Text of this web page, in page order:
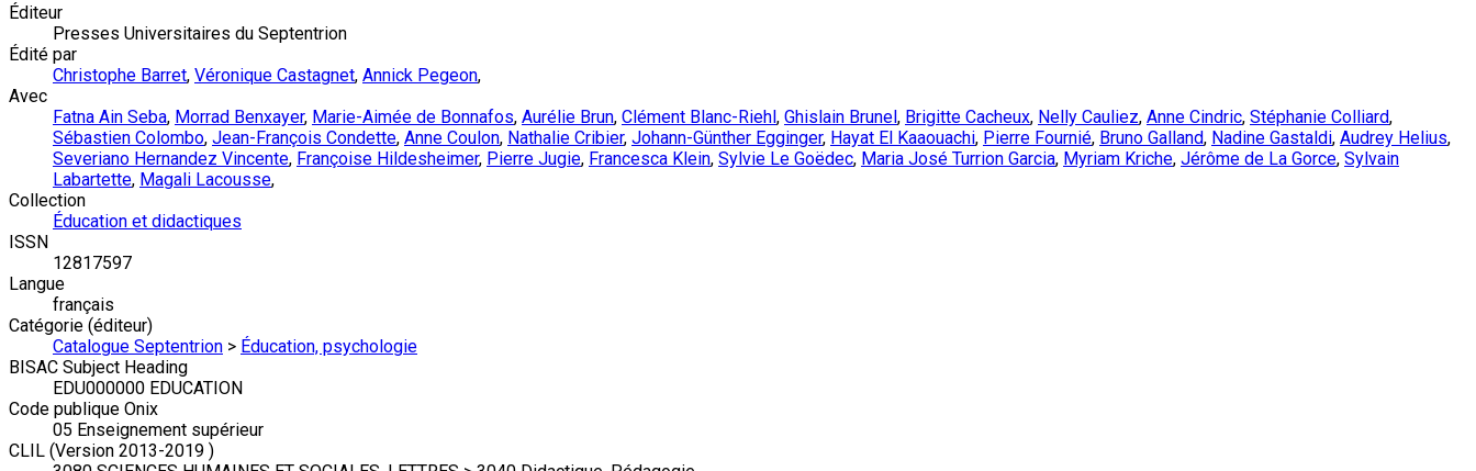
Éditeur
Presses Universitaires du Septentrion
Édité par
Christophe Barret, Véronique Castagnet, Annick Pegeon,
Avec
Fatna Ain Seba, Morrad Benxayer, Marie-Aimée de Bonnafos, Aurélie Brun, Clément Blanc-Riehl, Ghislain Brunel, Brigitte Cacheux, Nelly Cauliez, Anne Cindric, Stéphanie Colliard,
Sébastien Colombo, Jean-François Condette, Anne Coulon, Nathalie Cribier, Johann-Günther Egginger, Hayat El Kaaouachi, Pierre Fournié, Bruno Galland, Nadine Gastaldi, Audrey Helius,
Severiano Hernandez Vincente, Françoise Hildesheimer, Pierre Jugie, Francesca Klein, Sylvie Le Goëdec, Maria José Turrion Garcia, Myriam Kriche, Jérôme de La Gorce, Sylvain
Labartette, Magali Lacousse,
Collection
Éducation et didactiques
ISSN
12817597
Langue
français
Catégorie (éditeur)
Catalogue Septentrion > Éducation, psychologie
BISAC Subject Heading
EDU000000 EDUCATION
Code publique Onix
05 Enseignement supérieur
CLIL (Version 2013-2019 )